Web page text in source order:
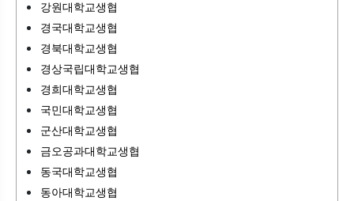
강원대학교생협
경국대학교생협
경북대학교생협
경상국립대학교생협
경희대학교생협
국민대학교생협
군산대학교생협
금오공과대학교생협
동국대학교생협
동아대학교생협